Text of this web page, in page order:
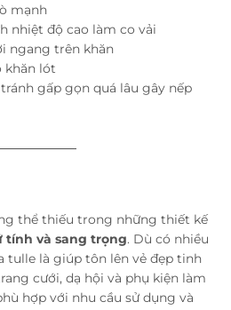
mạnh
nhiệt độ cao làm co vải
ngang trên khăn
khăn lót
gấp gọn quá lâu gây nếp
thể thiếu trong những thiết kế
tính và sang trọng. Dù có nhiều
tulle là giúp tôn lên vẻ đẹp tinh
cưới, dạ hội và phụ kiện làm
hợp với nhu cầu sử dụng và